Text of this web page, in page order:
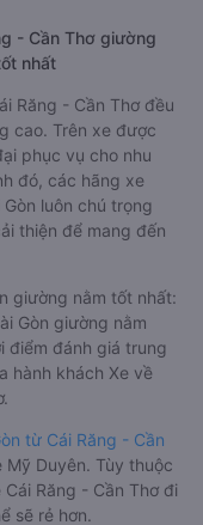
- Cần Thơ giường
nhất
Răng - Cần Thơ đều
cao. Trên xe được
phục vụ cho nhu
đó, các hãng xe
luôn chú trọng
thiện để mang đến
giường nằm tốt nhất:
Gòn giường nằm
điểm đánh giá trung
hành khách Xe về
từ Cái Răng - Cần
Duyên. Tùy thuộc
Răng - Cần Thơ đi
sẽ rẻ hơn.